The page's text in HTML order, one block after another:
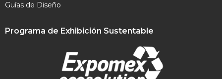
Guías de Diseño
Programa de Exhibición Sustentable